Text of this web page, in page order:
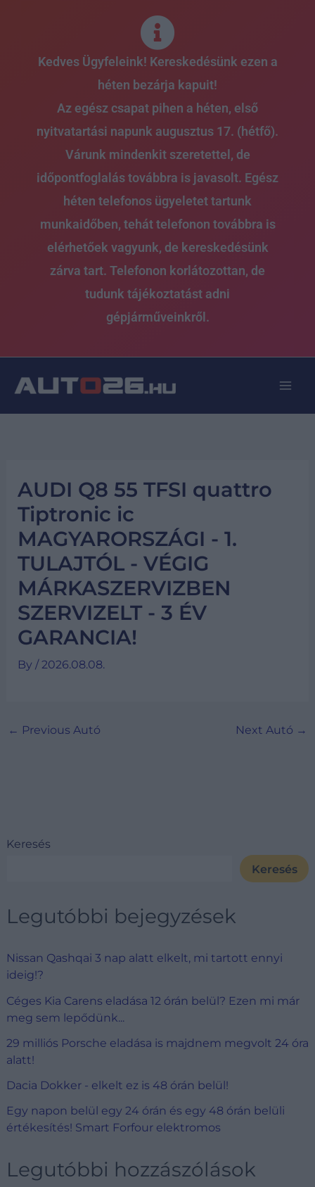
Kedves Ügyfeleink! Kereskedésünk ezen a
héten bezárja kapuit!
Az egész csapat pihen a héten, első
nyitvatartási napunk augusztus 17. (hétfő).
Várunk mindenkit szeretettel, de
időpontfoglalás továbbra is javasolt. Egész
héten telefonos ügyeletet tartunk
munkaidőben, tehát telefonon továbbra is
elérhetőek vagyunk, de kereskedésünk
zárva tart. Telefonon korlátozottan, de
tudunk tájékoztatást adni
gépjárműveinkről.
Keresés
Keresés
Legutóbbi bejegyzések
Nissan Qashqai 3 nap alatt elkelt, mi tartott ennyi
ideig!?
Céges Kia Carens eladása 12 órán belül? Ezen mi már
meg sem lepődünk...
29 milliós Porsche eladása is majdnem megvolt 24 óra
alatt!
Dacia Dokker - elkelt ez is 48 órán belül!
Egy napon belül egy 24 órán és egy 48 órán belüli
értékesítés! Smart Forfour elektromos
Legutóbbi hozzászólások
AUDI Q8 55 TFSI quattro
Tiptronic ic
MAGYARORSZÁGI - 1.
TULAJTÓL - VÉGIG
MÁRKASZERVIZBEN
SZERVIZELT - 3 ÉV
GARANCIA!
By/2026.08.08.
← Previous Autó Next Autó →